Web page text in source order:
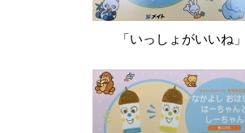
「いっしょがいいね」